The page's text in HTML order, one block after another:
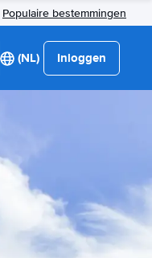
Populaire bestemmingen
(NL) Inloggen